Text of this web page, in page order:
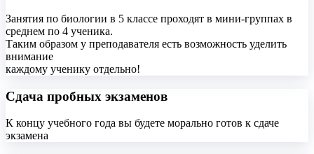
Занятия по биологии в 5 классе проходят в мини-группах в
среднем по 4 ученика.
Таким образом у преподавателя есть возможность уделить
внимание
каждому ученику отдельно!
Сдача пробных экзаменов
К концу учебного года вы будете морально готов к сдаче
экзамена